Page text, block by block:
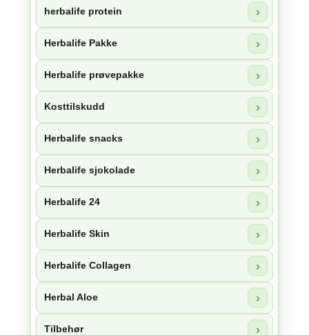
herbalife protein
Herbalife Pakke
Herbalife prøvepakke
Kosttilskudd
Herbalife snacks
Herbalife sjokolade
Herbalife 24
Herbalife Skin
Herbalife Collagen
Herbal Aloe
Tilbehør